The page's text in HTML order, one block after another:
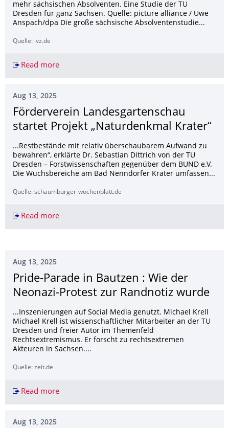
mehr sächsischen Absolventen. Eine Studie der TU
Dresden für ganz Sachsen. Quelle: picture alliance / Uwe
Anspach/dpa Die große sächsische Absolventenstudie...
Quelle: lvz.de
Read moreJob-Chancen nach einem Studium sind in
Aug 13, 2025
Förderverein Landesgartenschau
startet Projekt „Naturdenkmal Krater“
...Restbestände mit relativ überschaubarem Aufwand zu
bewahren“, erklärte Dr. Sebastian Dittrich von der TU
Dresden – Forstwissenschaften gegenüber dem BUND e.V.
Die Wuchsbereiche am Bad Nenndorfer Krater umfassen...
Quelle: schaumburger-wochenblatt.de
Read moreFörderverein Landesgartenschau startet Projekt
Aug 13, 2025
Pride-Parade in Bautzen : Wie der
Neonazi-Protest zur Randnotiz wurde
...Inszenierungen auf Social Media genutzt. Michael Krell
Michael Krell ist wissenschaftlicher Mitarbeiter an der TU
Dresden und freier Autor im Themenfeld
Rechtsextremismus. Er forscht zu rechtsextremen
Akteuren in Sachsen....
Quelle: zeit.de
Read morePride-Parade in Bautzen : Wie der Neonazi-
Aug 13, 2025